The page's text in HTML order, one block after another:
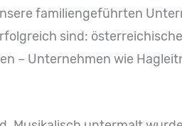
familiengeführten
sind:
– Unternehmen wie